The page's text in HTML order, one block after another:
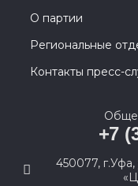
О партии
Региональные
Контакты пресс-
+7
450077, г.Уфа,